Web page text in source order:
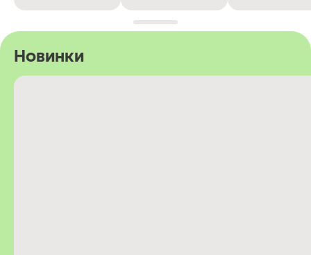
Новинки